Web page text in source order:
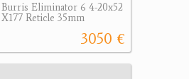
Burris Eliminator 6 4-20x52
X177 Reticle 35mm
3050 €